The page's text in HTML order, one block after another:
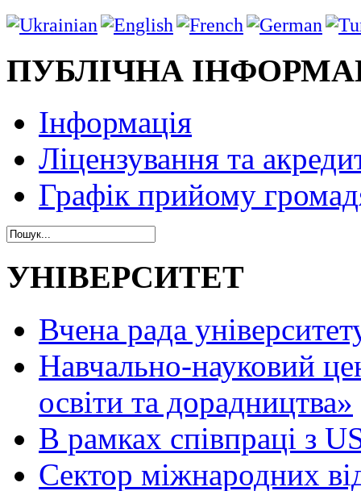
ПУБЛІЧНА
Інформація
Ліцензування та
Графік прийому
УНІВЕРСИТЕТ
Вчена рада
Навчально-науковий
освіти та дорадництва»
В рамках співпраці з
Сектор міжнародних